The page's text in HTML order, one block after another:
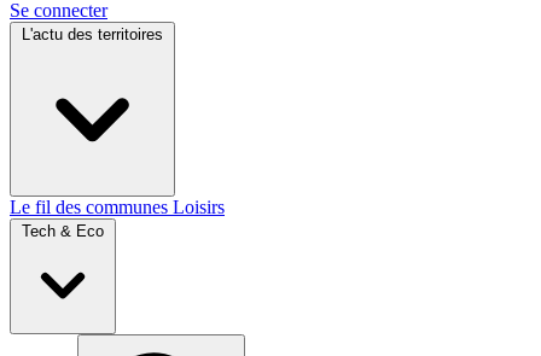
Se connecter
L'actu des territoires
Le fil des communes Loisirs
Tech & Eco